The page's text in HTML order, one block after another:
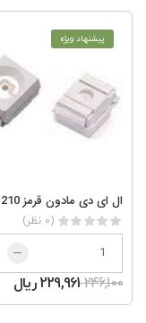
پیشنهاد ویژه
(0 نظر)
246,100229,961 ریال